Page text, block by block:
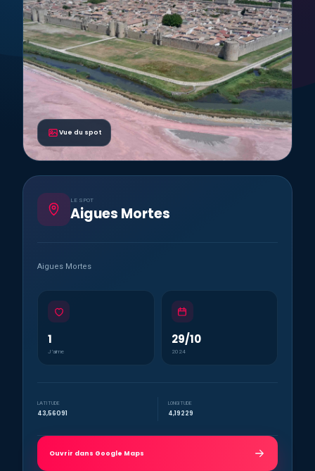
Vue du spot
LE SPOT
Aigues Mortes
Aigues Mortes
1
J’aime
29/10
2024
LATITUDE
43,56091
LONGITUDE
4,19229
Ouvrir dans Google Maps